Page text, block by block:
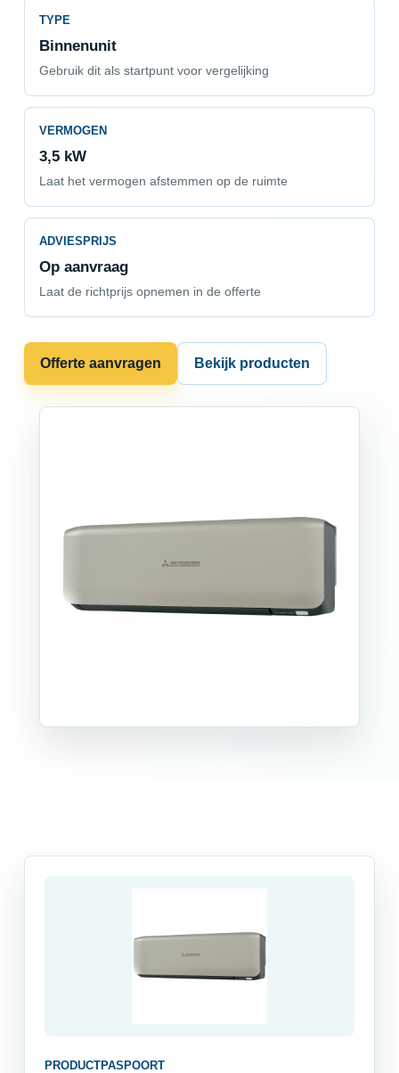
TYPE
Binnenunit
Gebruik dit als startpunt voor vergelijking
VERMOGEN
3,5 kW
Laat het vermogen afstemmen op de ruimte
ADVIESPRIJS
Op aanvraag
Laat de richtprijs opnemen in de offerte
Offerte aanvragen Bekijk producten
PRODUCTPASPOORT